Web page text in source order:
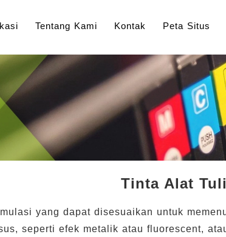
Tentang Kami Kontak Peta Situs
Tinta Alat
yang dapat disesuaikan untuk
seperti efek metalik atau fluorescent,